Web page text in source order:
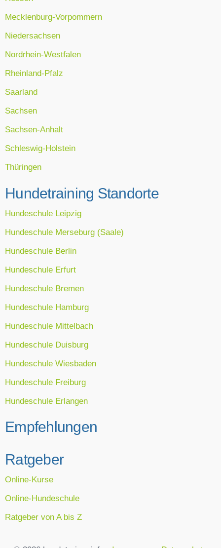
Mecklenburg-Vorpommern
Niedersachsen
Nordrhein-Westfalen
Rheinland-Pfalz
Saarland
Sachsen
Sachsen-Anhalt
Schleswig-Holstein
Thüringen
Hundetraining Standorte
Hundeschule Leipzig
Hundeschule Merseburg (Saale)
Hundeschule Berlin
Hundeschule Erfurt
Hundeschule Bremen
Hundeschule Hamburg
Hundeschule Mittelbach
Hundeschule Duisburg
Hundeschule Wiesbaden
Hundeschule Freiburg
Hundeschule Erlangen
Empfehlungen
Ratgeber
Online-Kurse
Online-Hundeschule
Ratgeber von A bis Z